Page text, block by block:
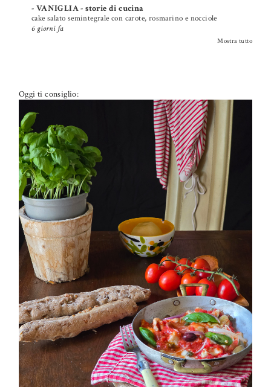
- VANIGLIA - storie di cucina
cake salato semintegrale con carote, rosmarino e nocciole
6 giorni fa
Mostra tutto
Oggi ti consiglio:
PETTI DI POLLO ALLA PIZZAIOLA